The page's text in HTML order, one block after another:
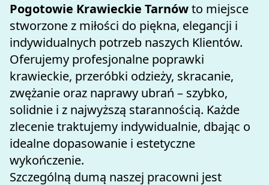
Pogotowie Krawieckie Tarnów to miejsce
stworzone z miłości do piękna, elegancji i
indywidualnych potrzeb naszych Klientów.
Oferujemy profesjonalne poprawki
krawieckie, przeróbki odzieży, skracanie,
zwężanie oraz naprawy ubrań – szybko,
solidnie i z najwyższą starannością. Każde
zlecenie traktujemy indywidualnie, dbając o
idealne dopasowanie i estetyczne
wykończenie.